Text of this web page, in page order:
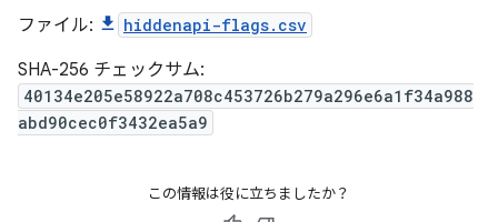
ファイル: hiddenapi-flags.csv
SHA-256 チェックサム:
40134e205e58922a708c453726b279a296e6a1f34a988
abd90cec0f3432ea5a9
この情報は役に立ちましたか？